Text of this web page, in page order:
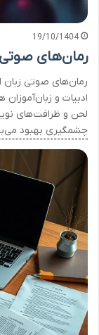
19/10/1404
رمان‌های صوتی
ادبیات و
لحن و ظرافت‌های
چشمگیری بهبود